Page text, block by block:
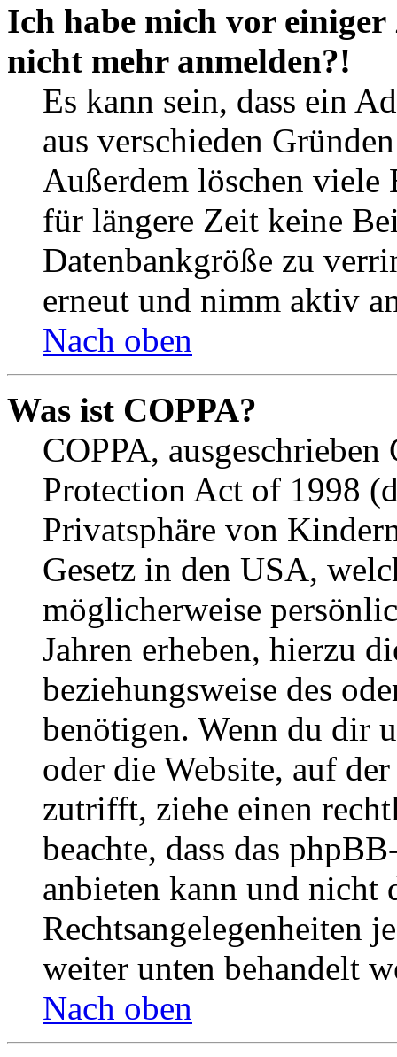
Ich habe mich vor
nicht mehr anmelden?!
Es kann sein, dass ein
aus verschieden
Außerdem löschen viele
für längere Zeit keine
Datenbankgröße zu
erneut und nimm aktiv
Nach oben
Was ist COPPA?
COPPA,
Protection Act of 1998
Privatsphäre von
Gesetz in den USA,
möglicherweise
Jahren erheben, hierzu
beziehungsweise des
benötigen. Wenn du dir
oder die Website, auf
zutrifft, ziehe einen
beachte, dass das
anbieten kann und nicht
Rechtsangelegenheiten
weiter unten behandelt
Nach oben